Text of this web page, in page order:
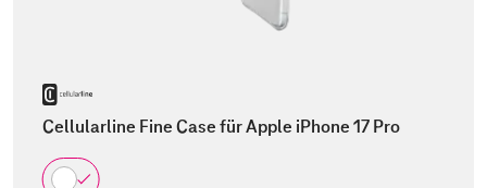
Cellularline Fine Case für Apple iPhone 17 Pro